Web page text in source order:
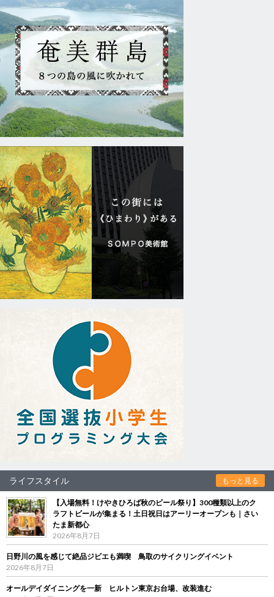
ライフスタイル もっと見る
【入場無料！けやきひろば秋のビール祭り】300種類以上のク
ラフトビールが集まる！土日祝日はアーリーオープンも｜さい
たま新都心
2026年8月7日
日野川の風を感じて絶品ジビエも満喫 鳥取のサイクリングイベント
2026年8月7日
オールデイダイニングを一新 ヒルトン東京お台場、改装進む